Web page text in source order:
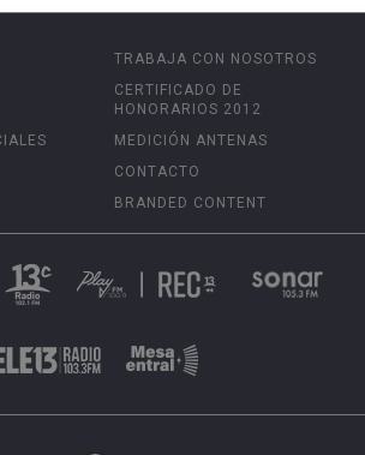
TRABAJA CON NOSOTROS
CERTIFICADO DE
HONORARIOS 2012
MEDICIÓN ANTENAS
CONTACTO
BRANDED CONTENT